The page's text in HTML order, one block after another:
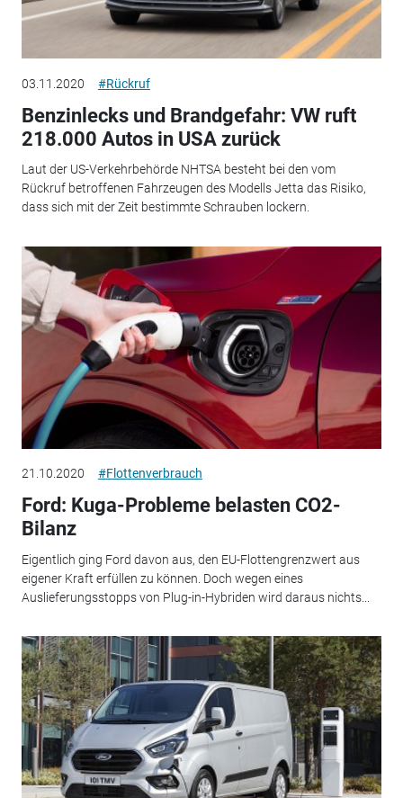
03.11.2020 #Rückruf
Benzinlecks und Brandgefahr: VW ruft
218.000 Autos in USA zurück
Laut der US-Verkehrbehörde NHTSA besteht bei den vom
Rückruf betroffenen Fahrzeugen des Modells Jetta das Risiko,
dass sich mit der Zeit bestimmte Schrauben lockern.
21.10.2020 #Flottenverbrauch
Ford: Kuga-Probleme belasten CO2-
Bilanz
Eigentlich ging Ford davon aus, den EU-Flottengrenzwert aus
eigener Kraft erfüllen zu können. Doch wegen eines
Auslieferungsstopps von Plug-in-Hybriden wird daraus nichts...